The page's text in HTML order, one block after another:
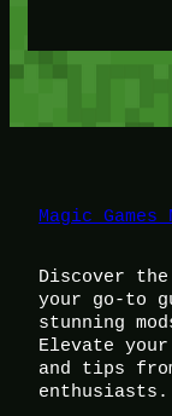
Magic Games
Discover
your go-to
stunning
Elevate
and tips
enthusiasts.